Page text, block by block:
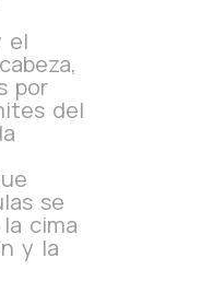
el
por
del
se
cima
y la